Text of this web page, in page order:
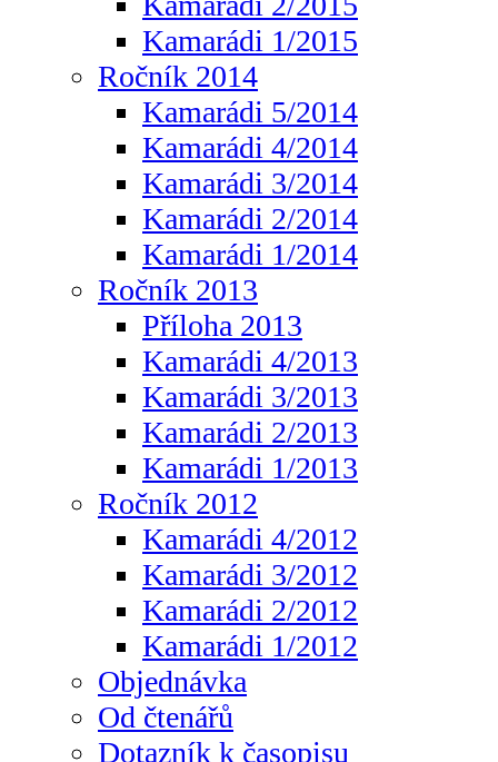
Kamarádi 1/2015
Ročník 2014
Kamarádi 5/2014
Kamarádi 4/2014
Kamarádi 3/2014
Kamarádi 2/2014
Kamarádi 1/2014
Ročník 2013
Příloha 2013
Kamarádi 4/2013
Kamarádi 3/2013
Kamarádi 2/2013
Kamarádi 1/2013
Ročník 2012
Kamarádi 4/2012
Kamarádi 3/2012
Kamarádi 2/2012
Kamarádi 1/2012
Objednávka
Od čtenářů
Dotazník k časopisu